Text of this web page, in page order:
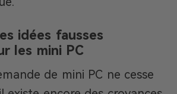
idées fausses
les mini PC
de mini PC ne cesse